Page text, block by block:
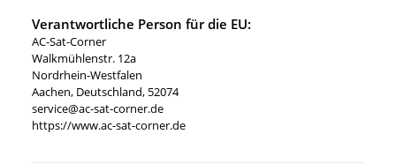
Verantwortliche Person für die EU:
AC-Sat-Corner
Walkmühlenstr. 12a
Nordrhein-Westfalen
Aachen, Deutschland, 52074
service@ac-sat-corner.de
https://www.ac-sat-corner.de